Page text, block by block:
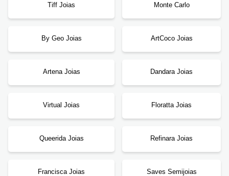
Tiff Joias Monte Carlo
By Geo Joias ArtCoco Joias
Artena Joias Dandara Joias
Virtual Joias Floratta Joias
Queerida Joias Refinara Joias
Francisca Joias Saves Semijoias